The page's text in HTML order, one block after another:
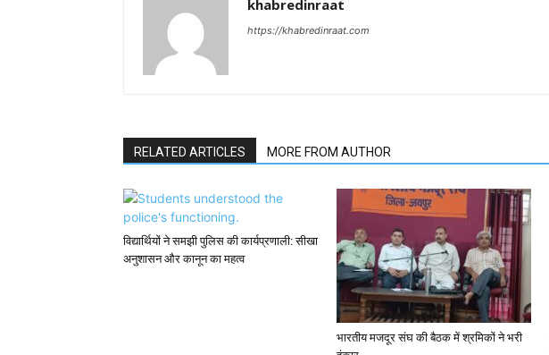
khabredinraat
https://khabredinraat.com
RELATED ARTICLES MORE FROM AUTHOR
विद्यार्थियों ने समझी पुलिस की कार्यप्रणाली: सीखा
अनुशासन और कानून का महत्व
भारतीय मजदूर संघ की बैठक में श्रमिकों ने भरी